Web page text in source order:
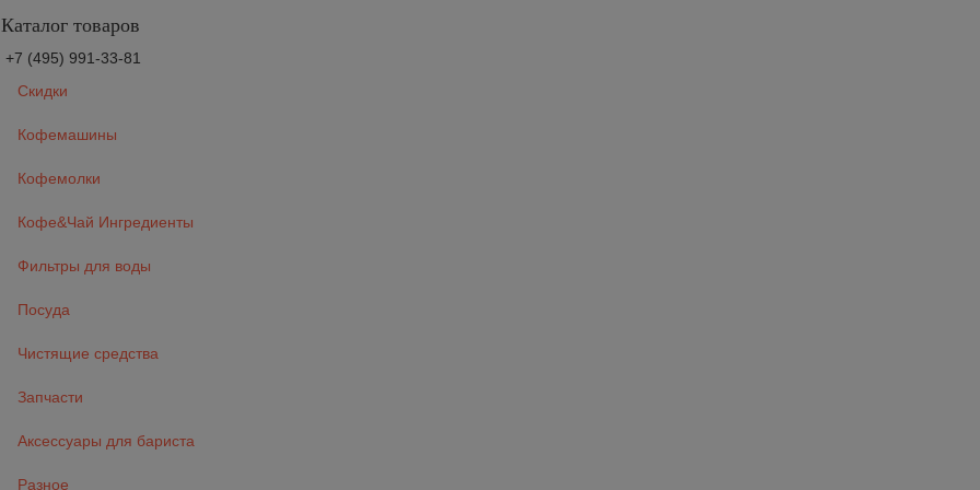
Каталог товаров
+7 (495) 991-33-81
Скидки
Кофемашины
Кофемолки
Кофе&Чай Ингредиенты
Фильтры для воды
Посуда
Чистящие средства
Запчасти
Аксессуары для бариста
Разное